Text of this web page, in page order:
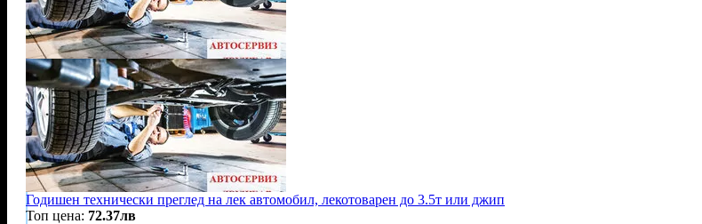
Годишен технически преглед на лек автомобил, лекотоварен до 3.5т или джип
Топ цена: 72.37лв